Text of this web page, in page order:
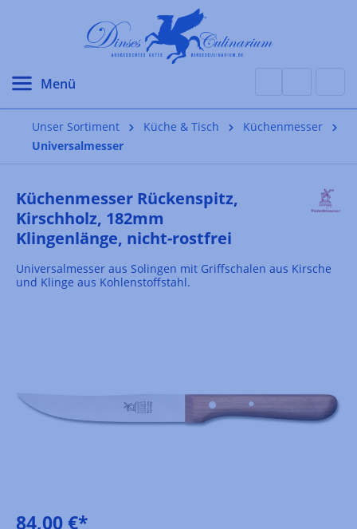
Unser Sortiment Küche & Tisch
Küchenmesser
Universalmesser
Küchenmesser Rückenspitz,
Kirschholz, 182mm
Klingenlänge, nicht-rostfrei
Universalmesser aus Solingen mit Griffschalen aus Kirsche
und Klinge aus Kohlenstoffstahl.
84,00 €*